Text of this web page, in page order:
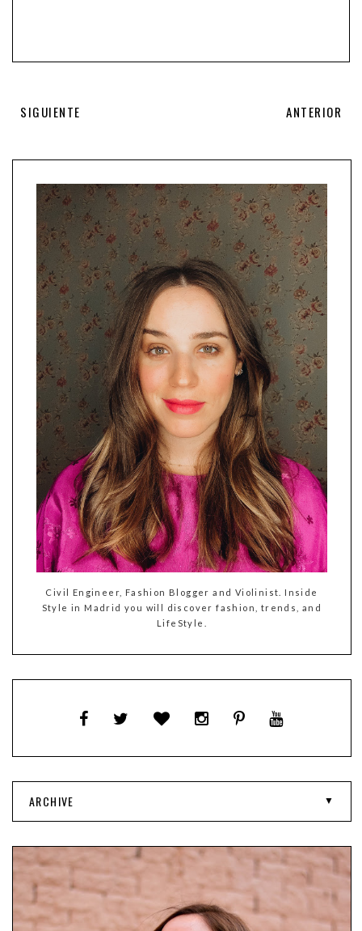
SIGUIENTE ANTERIOR
Civil Engineer, Fashion Blogger and Violinist. Inside
Style in Madrid you will discover fashion, trends, and
LifeStyle.
ARCHIVE